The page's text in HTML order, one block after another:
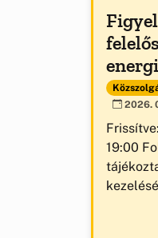
2026.
19:00